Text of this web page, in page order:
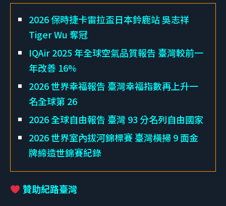
2026 保時捷卡雷拉盃日本鈴鹿站 吳志祥
Tiger Wu 奪冠
IQAir 2025 年全球空氣品質報告 臺灣較前一
年改善 16%
2026 世界幸福報告 臺灣幸福指數再上升一
名全球第 26
2026 全球自由報告 臺灣 93 分名列自由國家
2026 世界室內拔河錦標賽 臺灣橫掃 9 面金
牌締造世錦賽紀錄
贊助紀路臺灣